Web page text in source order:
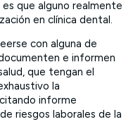
que alguno realmente
en clínica dental.
con alguna de
e informen
que tengan el
la
informe
riesgos laborales de la